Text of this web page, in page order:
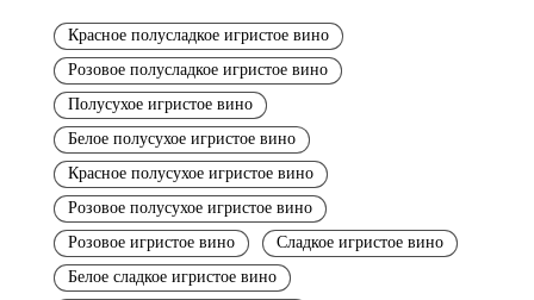
Красное полусладкое игристое вино
Розовое полусладкое игристое вино
Полусухое игристое вино
Белое полусухое игристое вино
Красное полусухое игристое вино
Розовое полусухое игристое вино
Розовое игристое вино
Сладкое игристое вино
Белое сладкое игристое вино